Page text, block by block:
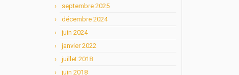
septembre 2025
décembre 2024
juin 2024
janvier 2022
juillet 2018
juin 2018